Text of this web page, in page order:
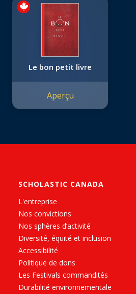
Le bon petit livre
Aperçu
SCHOLASTIC CANADA
L'entreprise
Nos convictions
Nos sphères d’activité
Diversité, équité et inclusion
Accessibilité
Politique de dons
Les Festivals commandités
Durabilité environnementale